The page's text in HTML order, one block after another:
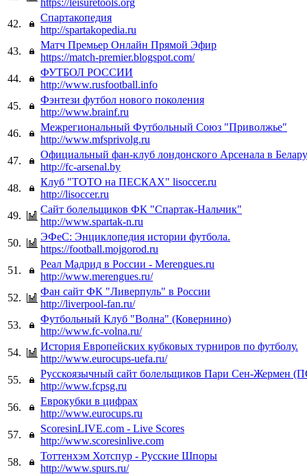
42.
Спартакопедия
http://spartakopedia.ru
43.
Матч Премьер Онлайн Прямой Эфир
https://match-premier.blogspot.com/
44.
ФУТБОЛ РОССИИ
http://www.rusfootball.info
45.
Фэнтези футбол нового поколения
http://www.brainf.ru
46.
Межрегиональный Футбольный Союз "Приволжье"
http://www.mfsprivolg.ru
47.
Официальный фан-клуб лондонского Арсенала в
http://fc-arsenal.by
48.
Клуб "ТОТО на ПЕСКАХ" lisoccer.ru
http://lisoccer.ru
49.
Сайт болельщиков ФК "Спартак-Нальчик"
http://www.spartak-n.ru
50.
ЭФеС: Энциклопедия истории футбола.
https://football.mojgorod.ru
51.
Реал Мадрид в России - Merengues.ru
http://www.merengues.ru/
52.
Фан сайт ФК "Ливерпуль" в России
http://liverpool-fan.ru/
53.
Футбольный Клуб "Волна" (Ковернино)
http://www.fc-volna.ru/
54.
История Европейских кубковых турниров по футболу.
http://www.eurocups-uefa.ru/
55.
Русскоязычный сайт болельщиков Пари Сен-Жермен
http://www.fcpsg.ru
56.
Еврокубки в цифрах
http://www.eurocups.ru
57.
ScoresinLIVE.com - Live Scores
http://www.scoresinlive.com
58.
Тоттенхэм Хотспур - Русские Шпоры
http://www.spurs.ru/